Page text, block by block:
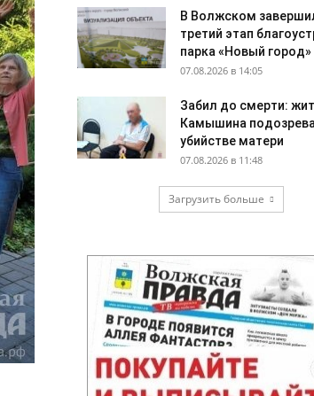
В Волжском
третий этап
парка «Новый город»
07.08.2026 в 14:05
Забил до смерти:
Камышина
убийстве матери
07.08.2026 в 11:48
Загрузить больше